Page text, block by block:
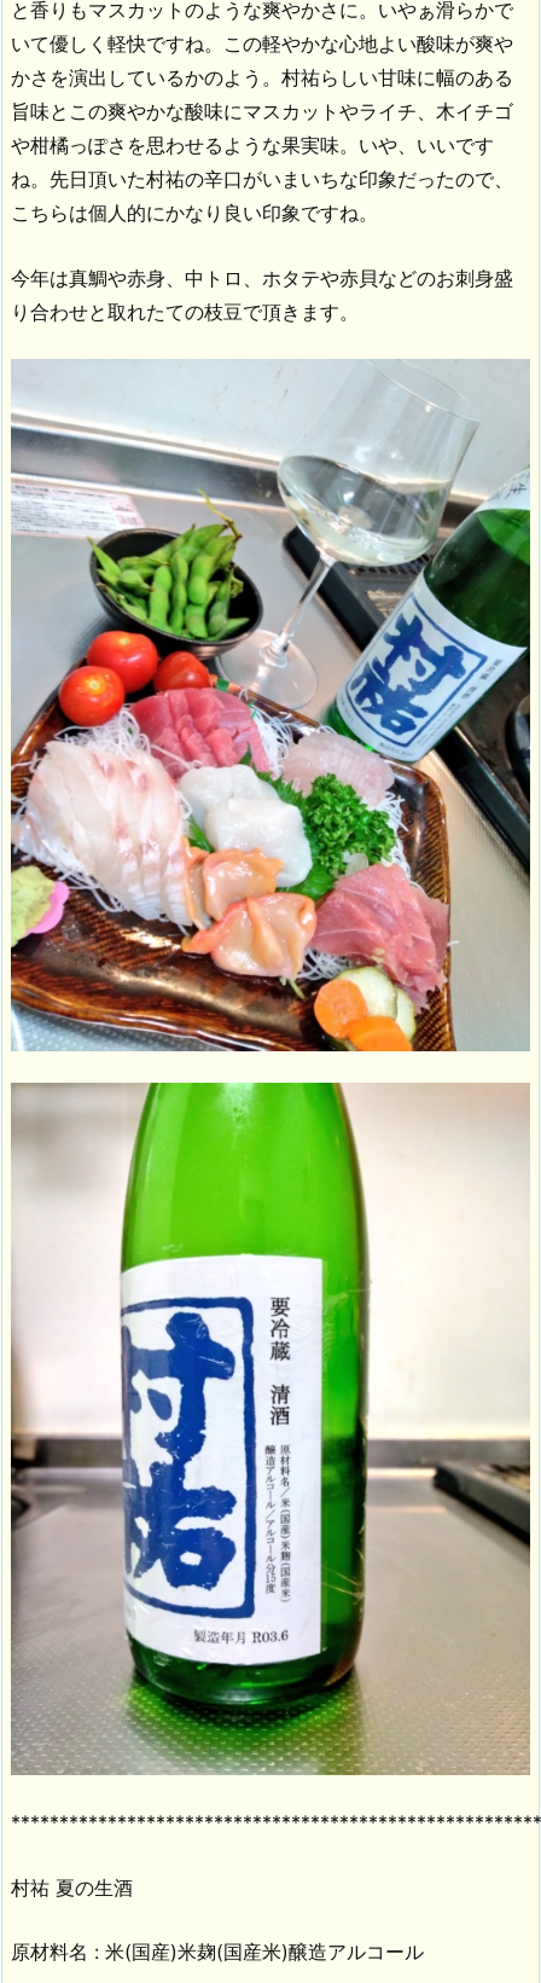
と香りもマスカットのような爽やかさに。いやぁ滑らかで
いて優しく軽快ですね。この軽やかな心地よい酸味が爽や
かさを演出しているかのよう。村祐らしい甘味に幅のある
旨味とこの爽やかな酸味にマスカットやライチ、木イチゴ
や柑橘っぽさを思わせるような果実味。いや、いいです
ね。先日頂いた村祐の辛口がいまいちな印象だったので、
こちらは個人的にかなり良い印象ですね。
今年は真鯛や赤身、中トロ、ホタテや赤貝などのお刺身盛
り合わせと取れたての枝豆で頂きます。
村祐 夏の生酒
原材料名 : 米(国産)米麹(国産米)醸造アルコール